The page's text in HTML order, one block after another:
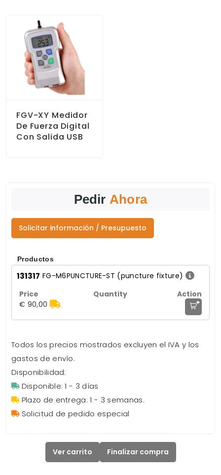
FGV-XY Medidor
De Fuerza Digital
Con Salida USB
Pedir Ahora
Solicitar información / Presupuesto
Productos
131317 FG-M6PUNCTURE-ST (puncture fixture)
€ 90,00 +
Todos los precios mostrados excluyen el IVA y los
gastos de envío.
Disponibilidad:
Disponible: 1 - 3 días
Plazo de entrega: 1 - 3 semanas.
Solicitud de pedido especial
Ver carrito Finalizar compra